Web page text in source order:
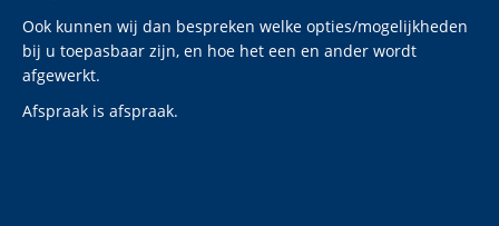
Ook kunnen wij dan bespreken welke opties/mogelijkheden
bij u toepasbaar zijn, en hoe het een en ander wordt
afgewerkt.
Afspraak is afspraak.